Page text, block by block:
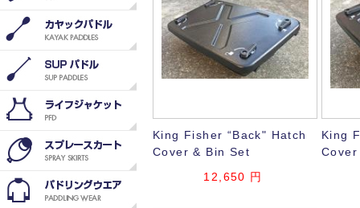
King Fisher “Back" Hatch
Cover & Bin Set
12,650 円
King